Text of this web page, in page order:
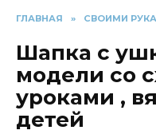
ГЛАВНАЯ » СВОИМИ
Шапка с
модели со
уроками ,
детей